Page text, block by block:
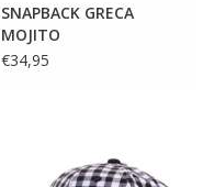
SNAPBACK GRECA
MOJITO
€34,95